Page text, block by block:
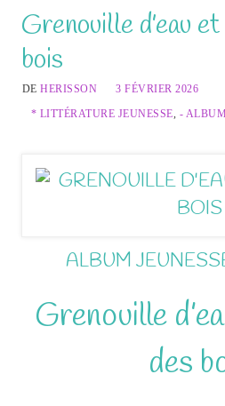
Grenouille d’eau
bois
DEHERISSON
3 FÉVRIER 2026
* LITTÉRATURE JEUNESSE, -
ALBUM
Grenouille
des